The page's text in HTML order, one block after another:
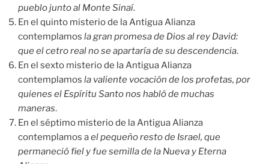
pueblo junto al Monte Sinaí.
En el quinto misterio de la Antigua Alianza
contemplamos la gran promesa de Dios al rey David:
que el cetro real no se apartaría de su descendencia.
En el sexto misterio de la Antigua Alianza
contemplamos la valiente vocación de los profetas, por
quienes el Espíritu Santo nos habló de muchas
maneras.
En el séptimo misterio de la Antigua Alianza
contemplamos ael pequeño resto de Israel, que
permaneció fiel y fue semilla de la Nueva y Eterna